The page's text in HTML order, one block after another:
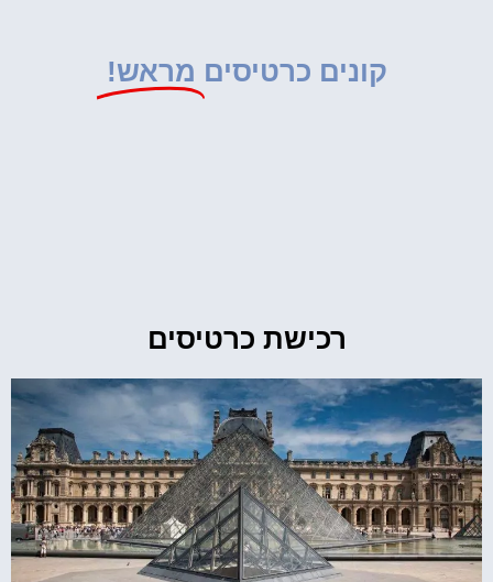
קונים כרטיסים מראש!
רכישת כרטיסים